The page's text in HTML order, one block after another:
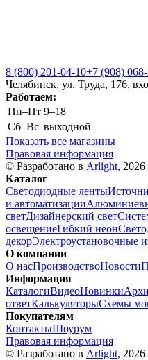
8 (800) 201-04-10+7 (908)
Челябинск, ул. Труда, 176,
Работаем:
Пн–Пт 9–18
Сб–Вс выходной
Показать все магазины
Правовая информация
© Разработано в Arlight, 2026
Каталог
Светодиодные ленты
и автоматизации
светДизайнерский свет
освещениеГибкий неон
декорЭлектроустановочные
О компании
О насПроизводствоНовости
Информация
КаталогиВидеоНовинки
ответКалькуляторыСхемы
Покупателям
КонтактыШоурум
Правовая информация
© Разработано в Arlight, 2026